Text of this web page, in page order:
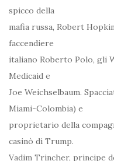
spicco della
mafia russa, Robert
faccendiere
italiano Roberto Polo, gli
Medicaid e
Joe Weichselbaum.
Miami-Colombia) e
proprietario della
casinò di Trump.
Vadim Trincher, principe